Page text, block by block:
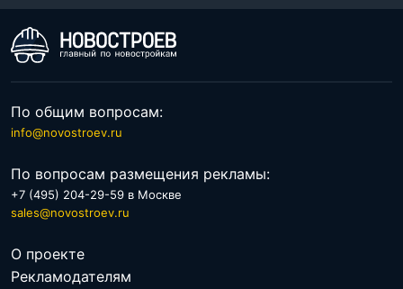
По общим вопросам:
info@novostroev.ru
По вопросам размещения рекламы:
+7 (495) 204-29-59 в Москве
sales@novostroev.ru
О проекте
Рекламодателям